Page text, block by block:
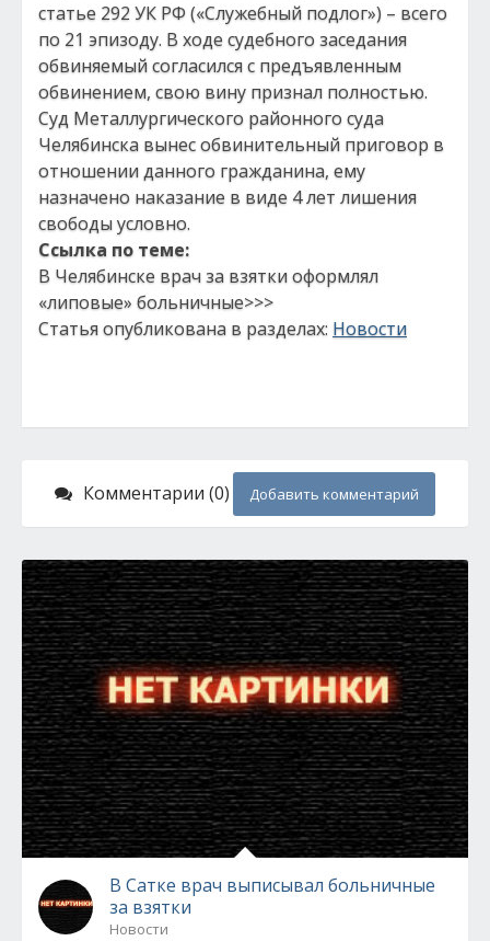
статье 292 УК РФ («Служебный подлог») – всего
по 21 эпизоду. В ходе судебного заседания
обвиняемый согласился с предъявленным
обвинением, свою вину признал полностью.
Суд Металлургического районного суда
Челябинска вынес обвинительный приговор в
отношении данного гражданина, ему
назначено наказание в виде 4 лет лишения
свободы условно.
Ссылка по теме:
В Челябинске врач за взятки оформлял
«липовые» больничные>>>
Статья опубликована в разделах: Новости
Комментарии (0) Добавить комментарий
В Сатке врач выписывал больничные
за взятки
Новости